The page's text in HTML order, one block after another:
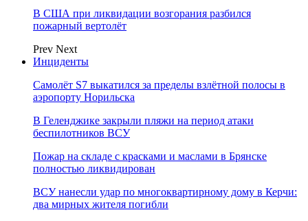
В США при ликвидации возгорания разбился
пожарный вертолёт
Prev Next
Инциденты
Самолёт S7 выкатился за пределы взлётной полосы в
аэропорту Норильска
В Геленджике закрыли пляжи на период атаки
беспилотников ВСУ
Пожар на складе с красками и маслами в Брянске
полностью ликвидирован
ВСУ нанесли удар по многоквартирному дому в Керчи:
два мирных жителя погибли